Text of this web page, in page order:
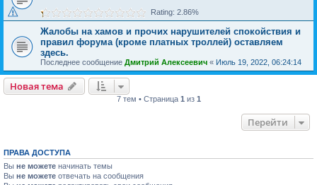
Rating: 2.86%
Жалобы на хамов и прочих нарушителей спокойствия и
правил форума (кроме платных троллей) оставляем
здесь.
Последнее сообщение Дмитрий Алексеевич « Июль 19, 2022, 06:24:14
Новая тема
7 тем • Страница 1 из 1
Перейти
ПРАВА ДОСТУПА
Вы не можете начинать темы
Вы не можете отвечать на сообщения